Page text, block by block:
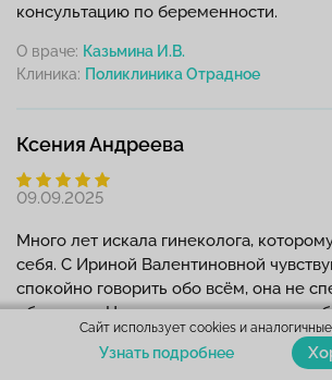
консультацию по беременности.
О враче: Казьмина И.В.
Клиника:
Ксения Андреева
09.09.2025
Много лет искала гинеколога,
себя. С Ириной Валентиновной
спокойно говорить обо всём, она не
объясняет. Недавно она помогла
терапию, симптомы почти исчезли.
к ней и советую многим знакомым!!
Сайт использует cookies и аналогичные
Узнать подробнее